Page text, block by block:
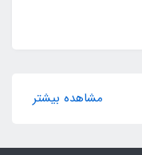
مشاهده بیشتر